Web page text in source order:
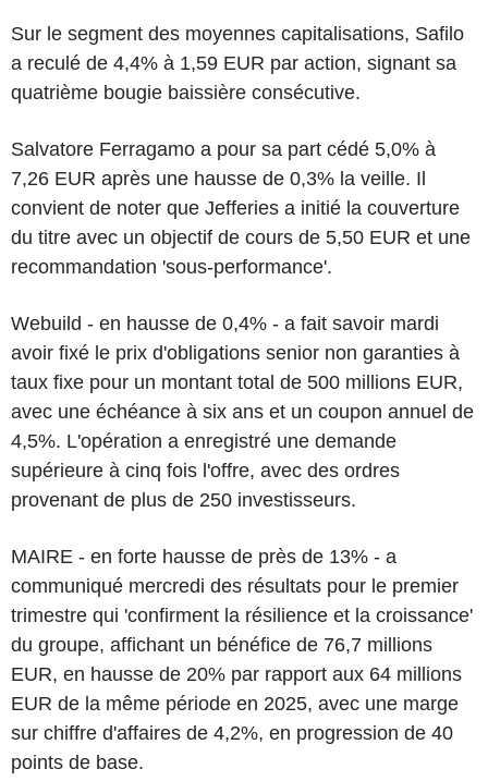
Sur le segment des moyennes capitalisations, Safilo
a reculé de 4,4% à 1,59 EUR par action, signant sa
quatrième bougie baissière consécutive.
Salvatore Ferragamo a pour sa part cédé 5,0% à
7,26 EUR après une hausse de 0,3% la veille. Il
convient de noter que Jefferies a initié la couverture
du titre avec un objectif de cours de 5,50 EUR et une
recommandation 'sous-performance'.
Webuild - en hausse de 0,4% - a fait savoir mardi
avoir fixé le prix d'obligations senior non garanties à
taux fixe pour un montant total de 500 millions EUR,
avec une échéance à six ans et un coupon annuel de
4,5%. L'opération a enregistré une demande
supérieure à cinq fois l'offre, avec des ordres
provenant de plus de 250 investisseurs.
MAIRE - en forte hausse de près de 13% - a
communiqué mercredi des résultats pour le premier
trimestre qui 'confirment la résilience et la croissance'
du groupe, affichant un bénéfice de 76,7 millions
EUR, en hausse de 20% par rapport aux 64 millions
EUR de la même période en 2025, avec une marge
sur chiffre d'affaires de 4,2%, en progression de 40
points de base.